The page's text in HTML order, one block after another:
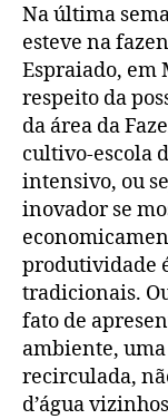
Na última
esteve na
Espraiado, em
respeito da
da área da
cultivo-escola
intensivo, ou
inovador se
produtividade
tradicionais.
fato de
ambiente,
recirculada,
d’água